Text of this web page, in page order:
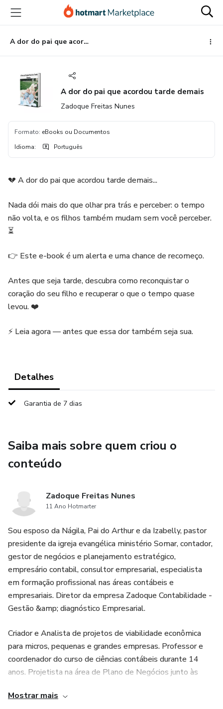
para
conteúdo
principal
para
pagamento
para
rodapé
A dor do pai que acordou tarde demais
A dor do pai que acordou tarde demais
Zadoque Freitas Nunes
Formato: eBooks ou Documentos
Idioma: Português
💔 A dor do pai que acordou tarde demais...
Nada dói mais do que olhar pra trás e perceber: o tempo
não volta, e os filhos também mudam sem você perceber.
⏳
👉 Este e-book é um alerta e uma chance de recomeço.
Antes que seja tarde, descubra como reconquistar o
coração do seu filho e recuperar o que o tempo quase
levou. ❤️
⚡ Leia agora — antes que essa dor também seja sua.
Detalhes
Garantia de 7 dias
Saiba mais sobre quem criou o
conteúdo
Zadoque Freitas Nunes
11 Ano Hotmarter
Sou esposo da Nágila, Pai do Arthur e da Izabelly, pastor
presidente da igreja evangélica ministério Somar, contador,
gestor de negócios e planejamento estratégico,
empresário contabil, consultor empresarial, especialista
em formação profissional nas áreas contábeis e
empresariais. Diretor da empresa Zadoque Contabilidade -
Gestão &amp; diagnóstico Empresarial.
Criador e Analista de projetos de viabilidade econômica
para micros, pequenas e grandes empresas. Professor e
coordenador do curso de ciências contábeis durante 14
anos. Projetista na área de Plano de Negócios junto às
Mostrar mais